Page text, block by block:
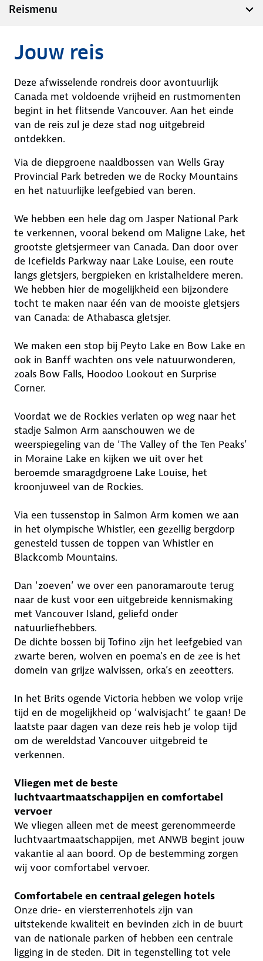
Reismenu
Jouw reis
Deze afwisselende rondreis door avontuurlijk
Canada met voldoende vrijheid en rustmomenten
begint in het flitsende Vancouver. Aan het einde
van de reis zul je deze stad nog uitgebreid
ontdekken.
Via de diepgroene naaldbossen van Wells Gray
Provincial Park betreden we de Rocky Mountains
en het natuurlijke leefgebied van beren.
We hebben een hele dag om Jasper National Park
te verkennen, vooral bekend om Maligne Lake, het
grootste gletsjermeer van Canada. Dan door over
de Icefields Parkway naar Lake Louise, een route
langs gletsjers, bergpieken en kristalheldere meren.
We hebben hier de mogelijkheid een bijzondere
tocht te maken naar één van de mooiste gletsjers
van Canada: de Athabasca gletsjer.
We maken een stop bij Peyto Lake en Bow Lake en
ook in Banff wachten ons vele natuurwonderen,
zoals Bow Falls, Hoodoo Lookout en Surprise
Corner.
Voordat we de Rockies verlaten op weg naar het
stadje Salmon Arm aanschouwen we de
weerspiegeling van de ‘The Valley of the Ten Peaks’
in Moraine Lake en kijken we uit over het
beroemde smaragdgroene Lake Louise, het
kroonjuweel van de Rockies.
Via een tussenstop in Salmon Arm komen we aan
in het olympische Whistler, een gezellig bergdorp
genesteld tussen de toppen van Whistler en
Blackcomb Mountains.
Dan ‘zoeven’ we over een panoramaroute terug
naar de kust voor een uitgebreide kennismaking
met Vancouver Island, geliefd onder
natuurliefhebbers.
De dichte bossen bij Tofino zijn het leefgebied van
zwarte beren, wolven en poema’s en de zee is het
domein van grijze walvissen, orka’s en zeeotters.
In het Brits ogende Victoria hebben we volop vrije
tijd en de mogelijkheid op ‘walvisjacht’ te gaan! De
laatste paar dagen van deze reis heb je volop tijd
om de wereldstad Vancouver uitgebreid te
verkennen.
Vliegen met de beste
luchtvaartmaatschappijen en comfortabel
vervoer
We vliegen alleen met de meest gerenommeerde
luchtvaartmaatschappijen, met ANWB begint jouw
vakantie al aan boord. Op de bestemming zorgen
wij voor comfortabel vervoer.
Comfortabele en centraal gelegen hotels
Onze drie- en viersterrenhotels zijn van
uitstekende kwaliteit en bevinden zich in de buurt
van de nationale parken of hebben een centrale
ligging in de steden. Dit in tegenstelling tot vele